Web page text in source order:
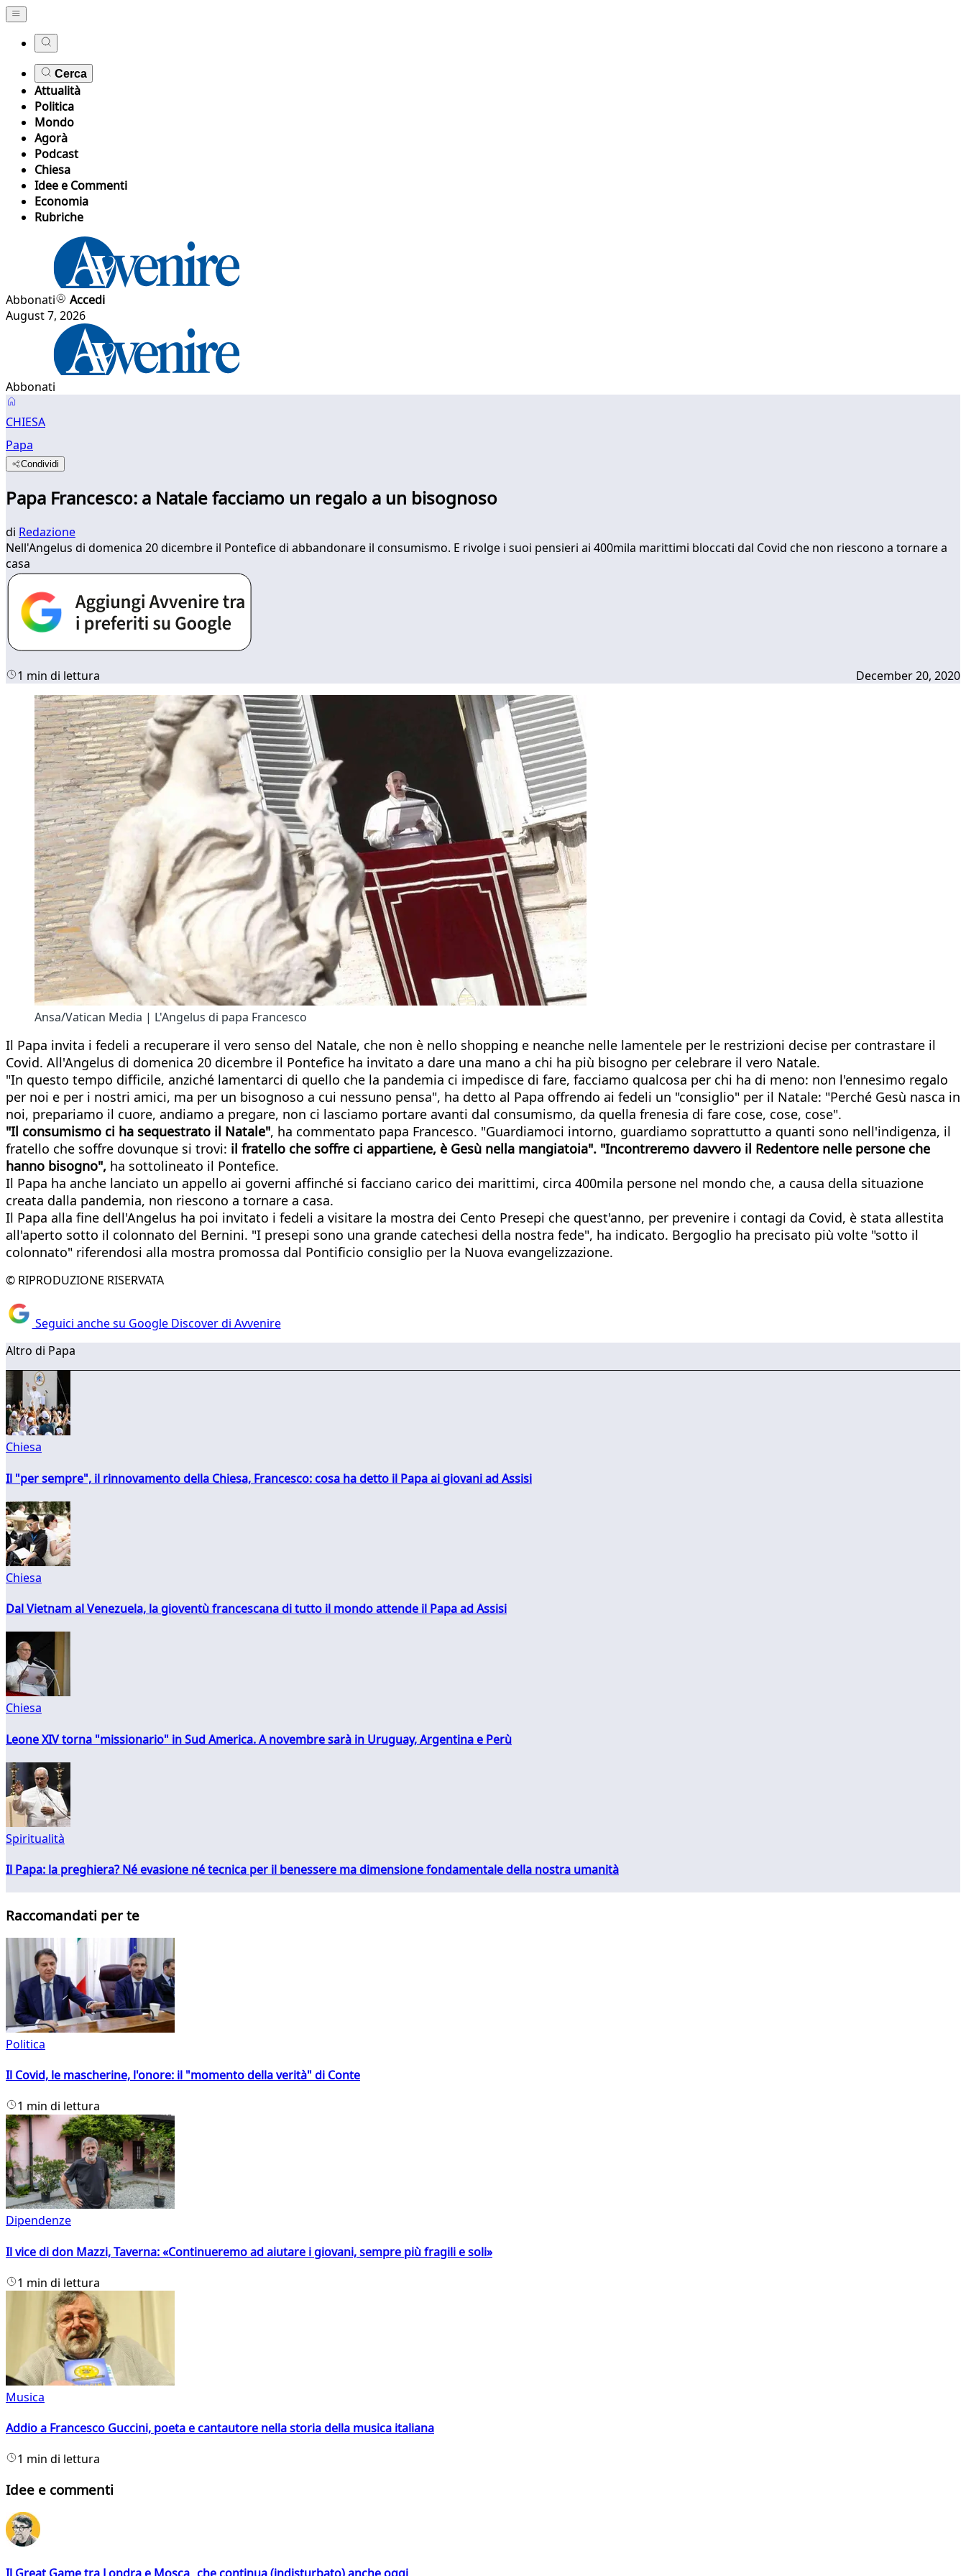
Cerca
Attualità
Politica
Mondo
Agorà
Podcast
Chiesa
Idee e Commenti
Economia
Rubriche
Abbonati
Accedi
August 7, 2026
Abbonati
CHIESA
Papa
Condividi
Papa Francesco: a Natale facciamo un regalo a un bisognoso
di Redazione
Nell'Angelus di domenica 20 dicembre il Pontefice di abbandonare il consumismo. E rivolge i suoi pensieri ai 400mila marittimi bloccati dal Covid che non riescono a tornare a
casa
1 min di lettura December 20, 2020
Ansa/Vatican Media | L'Angelus di papa Francesco
Il Papa invita i fedeli a recuperare il vero senso del Natale, che non è nello shopping e neanche nelle lamentele per le restrizioni decise per contrastare il
Covid. All'Angelus di domenica 20 dicembre il Pontefice ha invitato a dare una mano a chi ha più bisogno per celebrare il vero Natale.
"In questo tempo difficile, anziché lamentarci di quello che la pandemia ci impedisce di fare, facciamo qualcosa per chi ha di meno: non l'ennesimo regalo
per noi e per i nostri amici, ma per un bisognoso a cui nessuno pensa", ha detto al Papa offrendo ai fedeli un "consiglio" per il Natale: "Perché Gesù nasca in
noi, prepariamo il cuore, andiamo a pregare, non ci lasciamo portare avanti dal consumismo, da quella frenesia di fare cose, cose, cose".
"Il consumismo ci ha sequestrato il Natale", ha commentato papa Francesco. "Guardiamoci intorno, guardiamo soprattutto a quanti sono nell'indigenza, il
fratello che soffre dovunque si trovi: il fratello che soffre ci appartiene, è Gesù nella mangiatoia". "Incontreremo davvero il Redentore nelle persone che
hanno bisogno", ha sottolineato il Pontefice.
Il Papa ha anche lanciato un appello ai governi affinché si facciano carico dei marittimi, circa 400mila persone nel mondo che, a causa della situazione
creata dalla pandemia, non riescono a tornare a casa.
Il Papa alla fine dell'Angelus ha poi invitato i fedeli a visitare la mostra dei Cento Presepi che quest'anno, per prevenire i contagi da Covid, è stata allestita
all'aperto sotto il colonnato del Bernini. "I presepi sono una grande catechesi della nostra fede", ha indicato. Bergoglio ha precisato più volte "sotto il
colonnato" riferendosi alla mostra promossa dal Pontificio consiglio per la Nuova evangelizzazione.
© RIPRODUZIONE RISERVATA
Seguici anche su Google Discover di Avvenire
Altro di Papa
Chiesa
Il "per sempre", il rinnovamento della Chiesa, Francesco: cosa ha detto il Papa ai giovani ad Assisi
Chiesa
Dal Vietnam al Venezuela, la gioventù francescana di tutto il mondo attende il Papa ad Assisi
Chiesa
Leone XIV torna "missionario" in Sud America. A novembre sarà in Uruguay, Argentina e Perù
Spiritualità
Il Papa: la preghiera? Né evasione né tecnica per il benessere ma dimensione fondamentale della nostra umanità
Raccomandati per te
Politica
Il Covid, le mascherine, l'onore: il "momento della verità" di Conte
1 min di lettura
Dipendenze
Il vice di don Mazzi, Taverna: «Continueremo ad aiutare i giovani, sempre più fragili e soli»
1 min di lettura
Musica
Addio a Francesco Guccini, poeta e cantautore nella storia della musica italiana
1 min di lettura
Idee e commenti